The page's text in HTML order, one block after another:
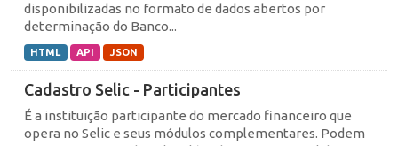
disponibilizadas no formato de dados abertos por
determinação do Banco...
HTML API JSON
Cadastro Selic - Participantes
É a instituição participante do mercado financeiro que
opera no Selic e seus módulos complementares. Podem